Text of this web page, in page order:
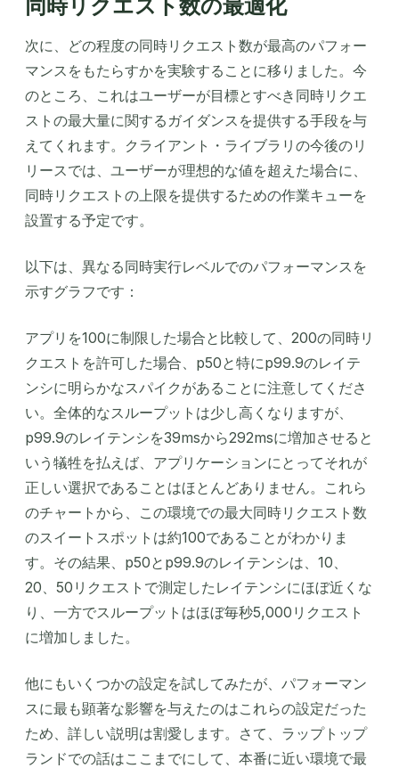
次に、どの程度の同時リクエスト数が最高のパフォー
マンスをもたらすかを実験することに移りました。今
のところ、これはユーザーが目標とすべき同時リクエ
ストの最大量に関するガイダンスを提供する手段を与
えてくれます。クライアント・ライブラリの今後のリ
リースでは、ユーザーが理想的な値を超えた場合に、
同時リクエストの上限を提供するための作業キューを
設置する予定です。
以下は、異なる同時実行レベルでのパフォーマンスを
示すグラフです：
アプリを100に制限した場合と比較して、200の同時リ
クエストを許可した場合、p50と特にp99.9のレイテ
ンシに明らかなスパイクがあることに注意してくださ
い。全体的なスループットは少し高くなりますが、
p99.9のレイテンシを39msから292msに増加させると
いう犠牲を払えば、アプリケーションにとってそれが
正しい選択であることはほとんどありません。これら
のチャートから、この環境での最大同時リクエスト数
のスイートスポットは約100であることがわかりま
す。その結果、p50とp99.9のレイテンシは、10、
20、50リクエストで測定したレイテンシにほぼ近くな
り、一方でスループットはほぼ毎秒5,000リクエスト
に増加しました。
他にもいくつかの設定を試してみたが、パフォーマン
スに最も顕著な影響を与えたのはこれらの設定だった
ため、詳しい説明は割愛します。さて、ラップトップ
ランドでの話はここまでにして、本番に近い環境で最